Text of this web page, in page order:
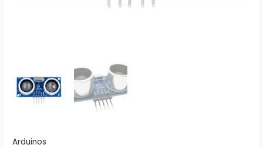
Arduinos